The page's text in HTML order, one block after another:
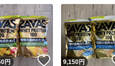
！
円 いいね！
9,150円